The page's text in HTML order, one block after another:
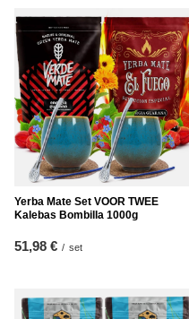
Yerba Mate Set VOOR TWEE
Kalebas Bombilla 1000g
51,98 € / set